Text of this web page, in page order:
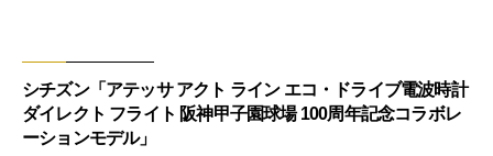
シチズン「アテッサ アクト ライン エコ・ドライブ電波時計
ダイレクト フライト 阪神甲子園球場 100周年記念コラボレ
ーションモデル」